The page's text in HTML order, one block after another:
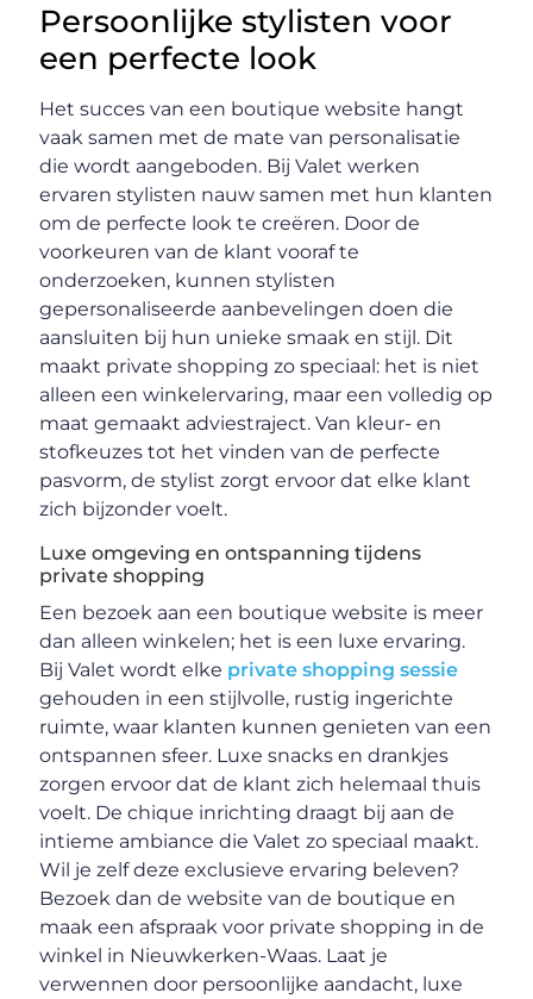
Persoonlijke stylisten voor
een perfecte look
Het succes van een boutique website hangt
vaak samen met de mate van personalisatie
die wordt aangeboden. Bij Valet werken
ervaren stylisten nauw samen met hun klanten
om de perfecte look te creëren. Door de
voorkeuren van de klant vooraf te
onderzoeken, kunnen stylisten
gepersonaliseerde aanbevelingen doen die
aansluiten bij hun unieke smaak en stijl. Dit
maakt private shopping zo speciaal: het is niet
alleen een winkelervaring, maar een volledig op
maat gemaakt adviestraject. Van kleur- en
stofkeuzes tot het vinden van de perfecte
pasvorm, de stylist zorgt ervoor dat elke klant
zich bijzonder voelt.
Luxe omgeving en ontspanning tijdens
private shopping
Een bezoek aan een boutique website is meer
dan alleen winkelen; het is een luxe ervaring.
Bij Valet wordt elke private shopping sessie
gehouden in een stijlvolle, rustig ingerichte
ruimte, waar klanten kunnen genieten van een
ontspannen sfeer. Luxe snacks en drankjes
zorgen ervoor dat de klant zich helemaal thuis
voelt. De chique inrichting draagt bij aan de
intieme ambiance die Valet zo speciaal maakt.
Wil je zelf deze exclusieve ervaring beleven?
Bezoek dan de website van de boutique en
maak een afspraak voor private shopping in de
winkel in Nieuwkerken-Waas. Laat je
verwennen door persoonlijke aandacht, luxe